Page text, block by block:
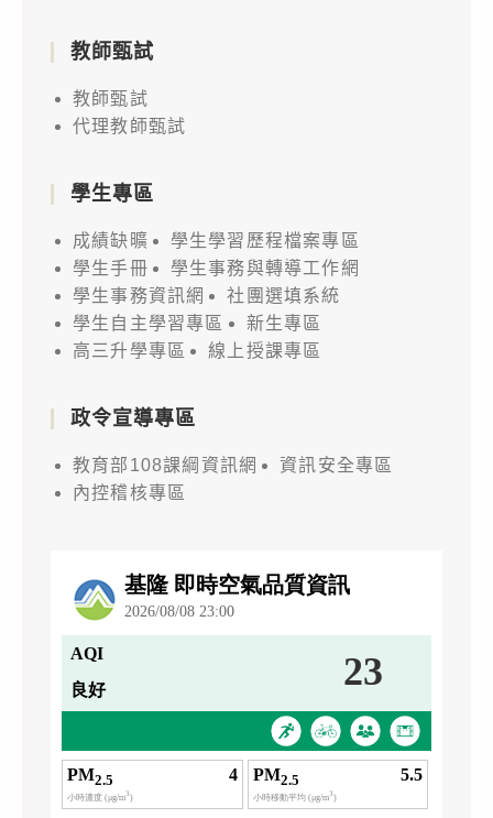
教師甄試
教師甄試
代理教師甄試
學生專區
成績缺曠
學生學習歷程檔案專區
學生手冊
學生事務與轉導工作網
學生事務資訊網
社團選填系統
學生自主學習專區
新生專區
高三升學專區
線上授課專區
政令宣導專區
教育部108課綱資訊網
資訊安全專區
內控稽核專區